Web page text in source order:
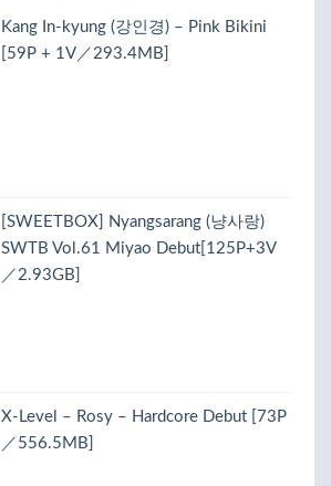
Kang In-kyung (강인경) – Pink Bikini
[59P + 1V／293.4MB]
[SWEETBOX] Nyangsarang (냥사랑)
SWTB Vol.61 Miyao Debut[125P+3V
／2.93GB]
X-Level – Rosy – Hardcore Debut [73P
／556.5MB]